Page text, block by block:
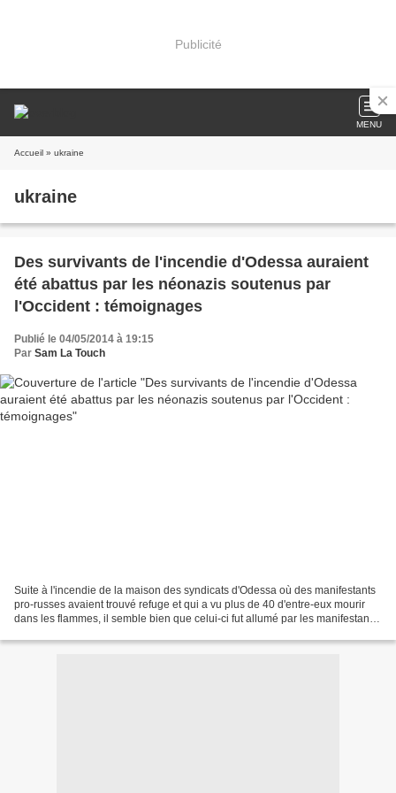
Publicité
MENU
Accueil » ukraine
ukraine
Des survivants de l'incendie d'Odessa auraient
été abattus par les néonazis soutenus par
l'Occident : témoignages
Publié le 04/05/2014 à 19:15
Par Sam La Touch
Suite à l'incendie de la maison des syndicats d'Odessa où des manifestants
pro-russes avaient trouvé refuge et qui a vu plus de 40 d'entre-eux mourir
dans les flammes, il semble bien que celui-ci fut allumé par les manifestants